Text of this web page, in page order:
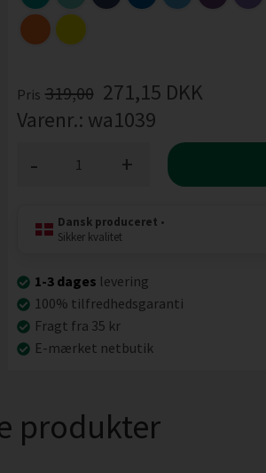
Pris 319,00 271,15 DKK
Varenr.: wa1039
+
-
Dansk produceret •
Sikker kvalitet
1-3 dages levering
100% tilfredhedsgaranti
Fragt fra 35 kr
E-mærket netbutik
produkter